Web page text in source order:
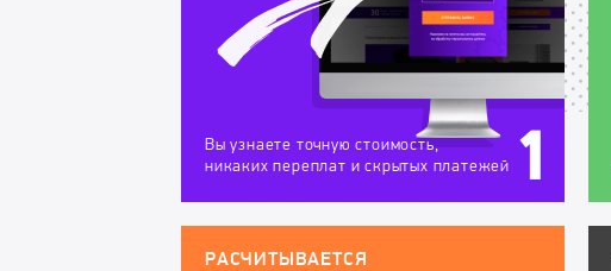
Вы узнаете точную стоимость,
никаких переплат и скрытых платежей
РАСЧИТЫВАЕТСЯ